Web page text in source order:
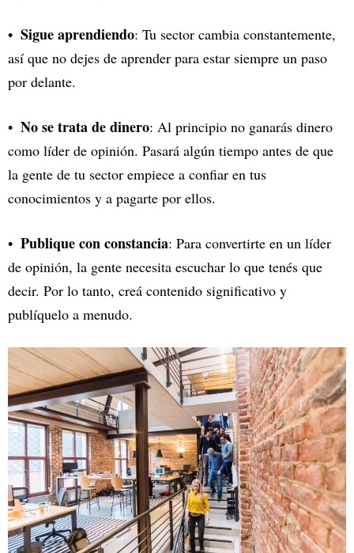
Sigue aprendiendo: Tu sector cambia constantemente,
así que no dejes de aprender para estar siempre un paso
por delante.
No se trata de dinero: Al principio no ganarás dinero
como líder de opinión. Pasará algún tiempo antes de que
la gente de tu sector empiece a confiar en tus
conocimientos y a pagarte por ellos.
Publique con constancia: Para convertirte en un líder
de opinión, la gente necesita escuchar lo que tenés que
decir. Por lo tanto, creá contenido significativo y
publíquelo a menudo.